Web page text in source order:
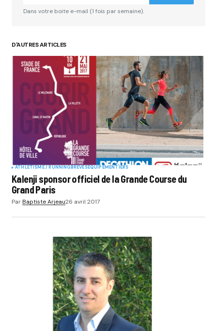
Dans votre boite e-mail (1 fois par semaine).
D'AUTRES ARTICLES
ATHLÉTISME / RUNNINGBRÈVESEQUIPEMENTIERS
Kalenji sponsor officiel de la Grande Course du
Grand Paris
ParBaptiste Arjeau26 avril 2017